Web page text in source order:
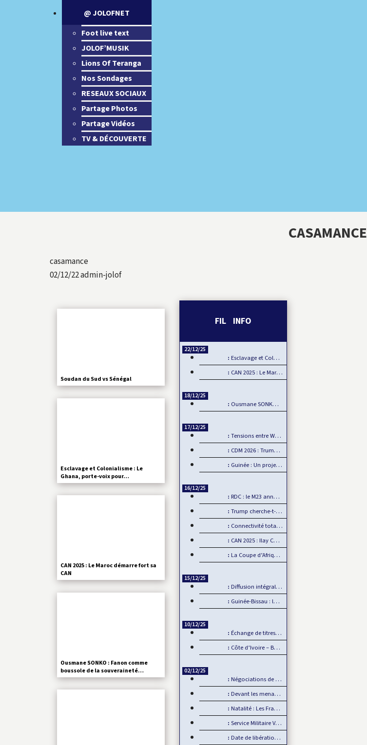
@ JOLOFNET
Foot live text
JOLOF’MUSIK
Lions Of Teranga
Nos Sondages
RESEAUX SOCIAUX
Partage Photos
Partage Vidéos
TV & DÉCOUVERTE
CASAMANCE
casamance
02/12/22admin-jolof
Soudan du Sud vs Sénégal
Esclavage et Colonialisme : Le
Ghana, porte-voix pour…
CAN 2025 : Le Maroc démarre fort sa
CAN
Ousmane SONKO : Fanon comme
boussole de la souveraineté…
FIL INFO
22/12/25
Esclavage et Colonialisme : Le Ghana, porte-voix pour…
CAN 2025 : Le Maroc démarre fort sa CAN
18/12/25
Ousmane SONKO : Fanon comme boussole de la souveraineté…
17/12/25
Tensions entre Washington et Pretoria sur fond de…
CDM 2026 : Trump interdit les supporters sénégalais…
Guinée : Un projet minier américain défie l’influence chinoise
16/12/25
RDC : le M23 annonce un retrait d’Uvira, mais…
Trump cherche-t-il à se payer la tête de la BBC ?
Connectivité totale Dakar-AIBD avec le TER : L’APIX annonce…
CAN 2025 : Ilay CAMARA forfait, Mamadou Lamine CAMARA…
La Coupe d’Afrique des Nations, un événement de plus en plus…
15/12/25
Diffusion intégrale de la CAN 2025 par Sportdigital Fußball, le…
Guinée-Bissau : la CEDEAO rejette la transition militaire
10/12/25
Échange de titres et d’espèces : L’UMOA comble son retard
Côte d’Ivoire – Burkina Faso : Reprise du dialogue
02/12/25
Négociations de paix en Ukraine : L’Europe mise de côté
Devant les menaces de la Chine, Taïwan joue la carte de…
Natalité : Les Français font moins d’enfants
Service Militaire Volontaire en France : Des nouveautés en 2025
Date de libération des internationaux pour la CAN 2025 : Rumeur ou…